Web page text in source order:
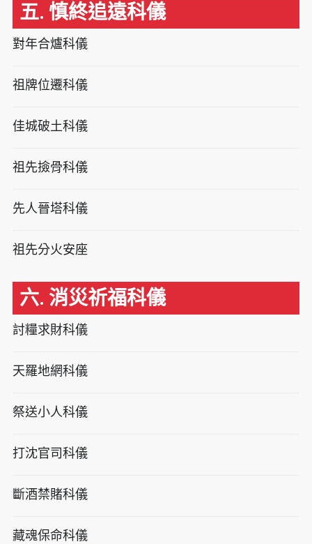
五. 慎終追遠科儀
對年合爐科儀
祖牌位遷科儀
佳城破土科儀
祖先撿骨科儀
先人晉塔科儀
祖先分火安座
六. 消災祈福科儀
討糧求財科儀
天羅地網科儀
祭送小人科儀
打沈官司科儀
斷酒禁賭科儀
藏魂保命科儀